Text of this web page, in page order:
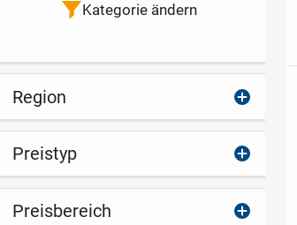
Kategorie ändern
Region
Preistyp
Preisbereich